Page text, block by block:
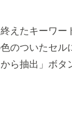
えたキーワー
のついたセル
ら抽出」ボタ